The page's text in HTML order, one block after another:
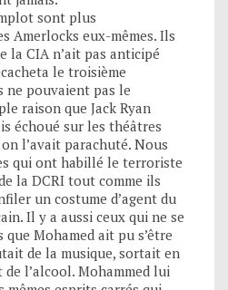
sont plus
Amerlocks eux-mêmes. Ils
la CIA n’ait pas anticipé
le troisième
ne pouvaient pas le
raison que Jack Ryan
échoué sur les théâtres
l’avait parachuté. Nous
qui ont habillé le terroriste
la DCRI tout comme ils
un costume d’agent du
Il y a aussi ceux qui ne se
Mohamed ait pu s’être
de la musique, sortait en
l’alcool. Mohammed lui